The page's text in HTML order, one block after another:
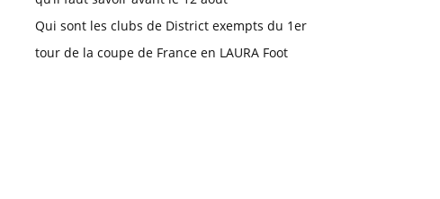
Qui sont les clubs de District exempts du 1er
tour de la coupe de France en LAURA Foot